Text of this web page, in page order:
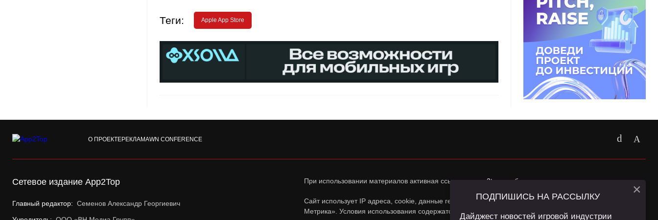
Теги: Apple App Store
О ПРОЕКТЕРЕКЛАМАWN CONFERENCE
Сетевое издание App2Top
Главный редактор: Семенов Александр Георгиевич
При использовании материалов активная ссылка наapp2top.ruобязательна.
Сайт использует IP адреса, cookie, данные геолокации Пользователей сайта и сервис «Яндекс
Метрика». Условия использования содержатся в
Политике конфиденциальностии
ПОДПИШИСЬ НА РАССЫЛКУ
Дайджест новостей игровой индустрии
×